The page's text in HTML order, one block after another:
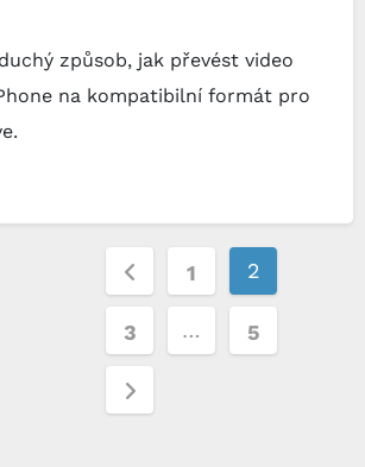
způsob, jak převést video
na kompatibilní formát pro
1 2
3 … 5